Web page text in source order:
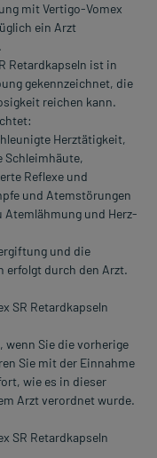
mit Vertigo-Vomex
ein Arzt
Retardkapseln ist in
gekennzeichnet, die
reichen kann.
Herztätigkeit,
Schleimhäute,
Reflexe und
und Atemstörungen
Atemlähmung und Herz-
und die
erfolgt durch den Arzt.
SR Retardkapseln
wenn Sie die vorherige
Sie mit der Einnahme
wie es in dieser
Arzt verordnet wurde.
SR Retardkapseln